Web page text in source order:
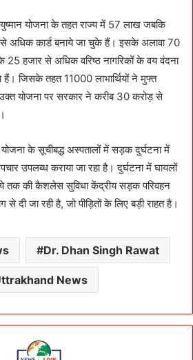
योजना के तहत राज्य में 57 लाख जबकि
अधिक कार्ड बनाये जा चुके हैं। इसके अलावा 70
25 हजार से अधिक वरिष्ठ नागरिकों के वय वंदना
हैं। जिसके तहत 11000 लाभार्थियों ने मुफ्त
उक्त योजना पर सरकार ने करीब 30 करोड़ से
के सूचीबद्ध अस्पतालों में सड़क दुर्घटना में
उपलब्ध कराया जा रहा है। दुर्घटना में घायलों
तक की कैशलेस सुविधा केंद्रीय सड़क परिवहन
से दी जा रही है, जो पीड़ितों के लिए बड़ी राहत है।
Dr. Dhan Singh Rawat
News